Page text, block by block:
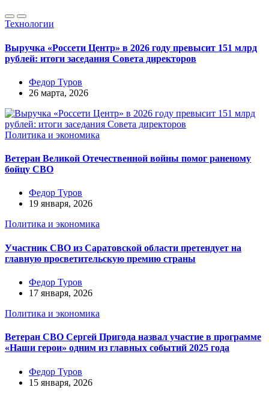
Технологии
Выручка «Россети Центр» в 2026 году превысит 151 млрд
рублей: итоги заседания Совета директоров
Федор Туров
26 марта, 2026
Политика и экономика
Ветеран Великой Отечественной войны помог раненому
бойцу СВО
Федор Туров
19 января, 2026
Политика и экономика
Участник СВО из Саратовской области претендует на
главную просветительскую премию страны
Федор Туров
17 января, 2026
Политика и экономика
Ветеран СВО Сергей Пригода назвал участие в программе
«Наши герои» одним из главных событий 2025 года
Федор Туров
15 января, 2026